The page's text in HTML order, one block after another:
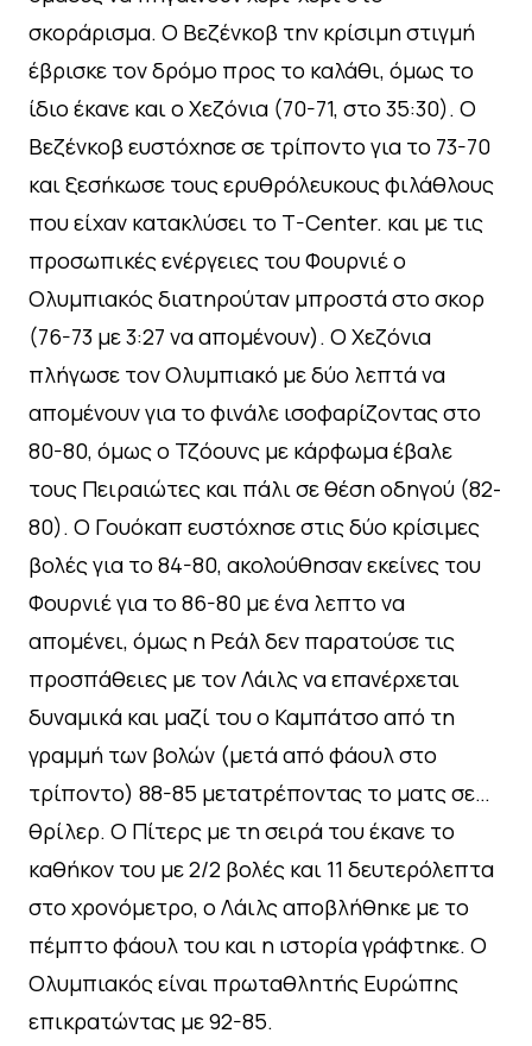
σκοράρισμα. Ο Βεζένκοβ την κρίσιμη στιγμή
έβρισκε τον δρόμο προς το καλάθι, όμως το
ίδιο έκανε και ο Χεζόνια (70-71, στο 35:30). Ο
Βεζένκοβ ευστόχησε σε τρίποντο για το 73-70
και ξεσήκωσε τους ερυθρόλευκους φιλάθλους
που είχαν κατακλύσει το T-Center. και με τις
προσωπικές ενέργειες του Φουρνιέ ο
Ολυμπιακός διατηρούταν μπροστά στο σκορ
(76-73 με 3:27 να απομένουν). O Xεζόνια
πλήγωσε τον Ολυμπιακό με δύο λεπτά να
απομένουν για το φινάλε ισοφαρίζοντας στο
80-80, όμως ο Τζόουνς με κάρφωμα έβαλε
τους Πειραιώτες και πάλι σε θέση οδηγού (82-
80). Ο Γουόκαπ ευστόχησε στις δύο κρίσιμες
βολές για το 84-80, ακολούθησαν εκείνες του
Φουρνιέ για το 86-80 με ένα λεπτο να
απομένει, όμως η Ρεάλ δεν παρατούσε τις
προσπάθειες με τον Λάιλς να επανέρχεται
δυναμικά και μαζί του ο Καμπάτσο από τη
γραμμή των βολών (μετά από φάουλ στο
τρίποντο) 88-85 μετατρέποντας το ματς σε…
θρίλερ. Ο Πίτερς με τη σειρά του έκανε το
καθήκον του με 2/2 βολές και 11 δευτερόλεπτα
στο χρονόμετρο, ο Λάιλς αποβλήθηκε με το
πέμπτο φάουλ του και η ιστορία γράφτηκε. Ο
Ολυμπιακός είναι πρωταθλητής Ευρώπης
επικρατώντας με 92-85.